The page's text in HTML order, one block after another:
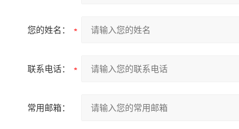
您的姓名：
联系电话：
常用邮箱：